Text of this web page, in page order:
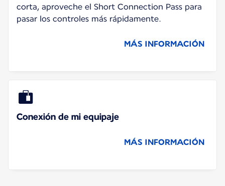
corta, aproveche el Short Connection Pass para
pasar los controles más rápidamente.
MÁS INFORMACIÓN
Conexión de mi equipaje
MÁS INFORMACIÓN